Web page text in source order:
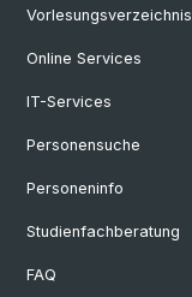
Vorlesungsverzeichnis
Online Services
IT-Services
Personensuche
Personeninfo
Studienfachberatung
FAQ